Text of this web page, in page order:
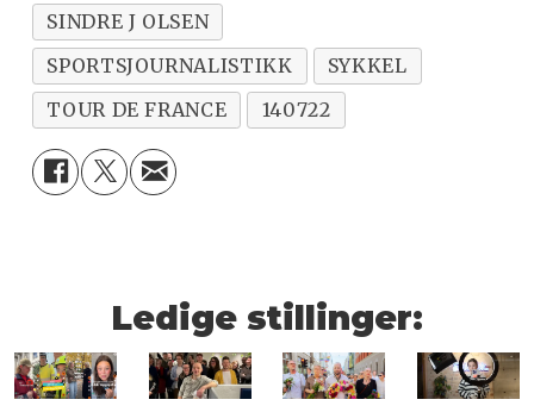
SINDRE J OLSEN
SPORTSJOURNALISTIKK
SYKKEL
TOUR DE FRANCE
140722
Ledige stillinger: